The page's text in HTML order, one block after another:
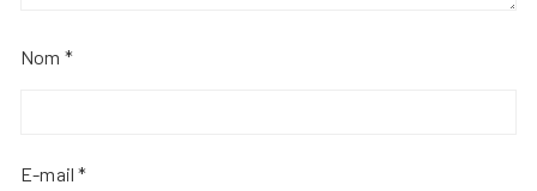
Nom *
E-mail*